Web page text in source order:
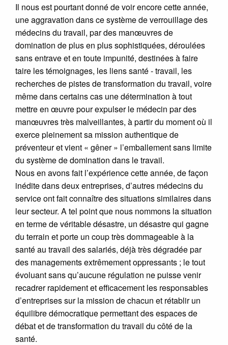
Il nous est pourtant donné de voir encore cette année,
une aggravation dans ce système de verrouillage des
médecins du travail, par des manœuvres de
domination de plus en plus sophistiquées, déroulées
sans entrave et en toute impunité, destinées à faire
taire les témoignages, les liens santé - travail, les
recherches de pistes de transformation du travail, voire
même dans certains cas une détermination à tout
mettre en œuvre pour expulser le médecin par des
manœuvres très malveillantes, à partir du moment où il
exerce pleinement sa mission authentique de
préventeur et vient « gêner » l’emballement sans limite
du système de domination dans le travail.
Nous en avons fait l’expérience cette année, de façon
inédite dans deux entreprises, d’autres médecins du
service ont fait connaître des situations similaires dans
leur secteur. A tel point que nous nommons la situation
en terme de véritable désastre, un désastre qui gagne
du terrain et porte un coup très dommageable à la
santé au travail des salariés, déjà très dégradée par
des managements extrêmement oppressants ; le tout
évoluant sans qu’aucune régulation ne puisse venir
recadrer rapidement et efficacement les responsables
d’entreprises sur la mission de chacun et rétablir un
équilibre démocratique permettant des espaces de
débat et de transformation du travail du côté de la
santé.